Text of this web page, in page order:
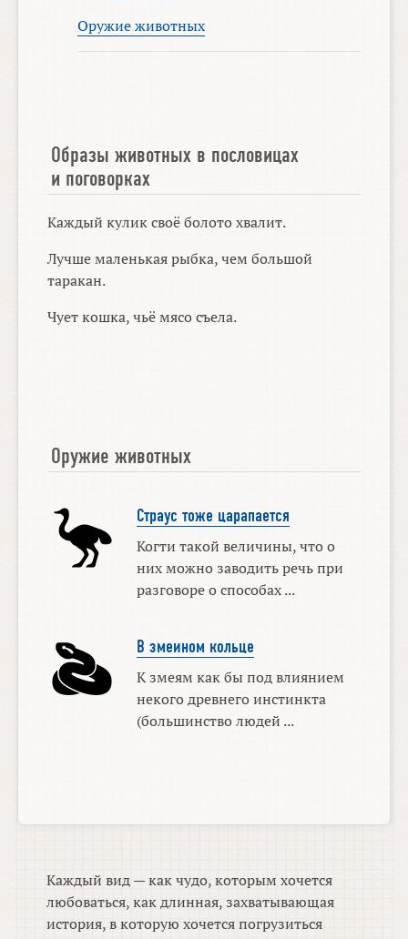
Оружие животных
Образы животных в пословицах
и поговорках
Каждый кулик своё болото хвалит.
Лучше маленькая рыбка, чем большой
таракан.
Чует кошка, чьё мясо съела.
Оружие животных
Страус тоже царапается
Когти такой величины, что о
них можно заводить речь при
разговоре о способах ...
В змеином кольце
К змеям как бы под влиянием
некого древнего инстинкта
(большинство людей ...
Каждый вид — как чудо, которым хочется
любоваться, как длинная, захватывающая
история, в которую хочется погрузиться